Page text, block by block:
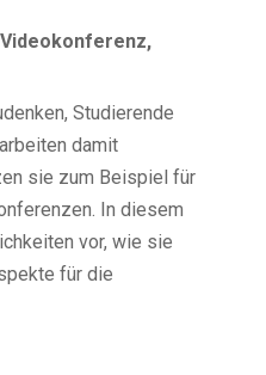
Videokonferenz,
Studierende
damit
sie zum Beispiel für
In diesem
vor, wie sie
für die